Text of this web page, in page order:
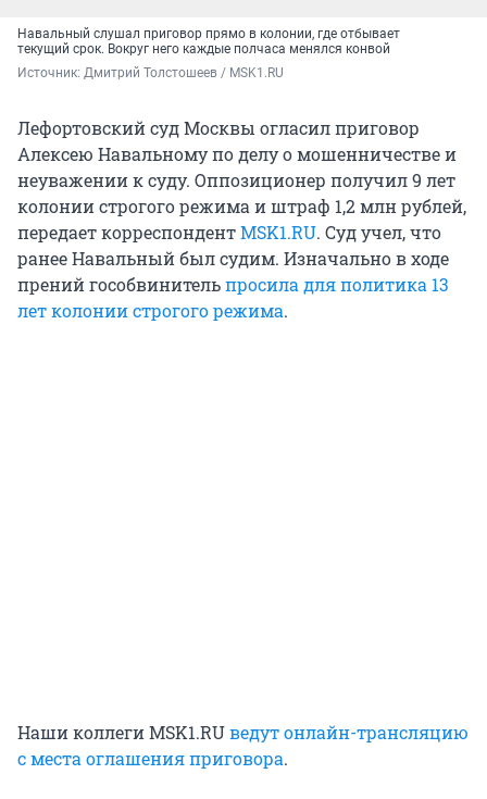
Навальный слушал приговор прямо в колонии, где отбывает
текущий срок. Вокруг него каждые полчаса менялся конвой
Источник: Дмитрий Толстошеев / MSK1.RU
Лефортовский суд Москвы огласил приговор
Алексею Навальному по делу о мошенничестве и
неуважении к суду. Оппозиционер получил 9 лет
колонии строгого режима и штраф 1,2 млн рублей,
передает корреспондентMSK1.RU. Суд учел, что
ранее Навальный был судим. Изначально в ходе
прений гособвинительпросила для политика 13
лет колонии строгого режима.
Наши коллеги MSK1.RUведут онлайн-трансляцию
с места оглашения приговора.